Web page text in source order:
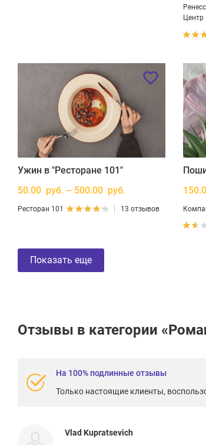
Центр
Ужин в "Ресторане 101"
50.00 руб. – 500.00 руб.
Ресторан 101 13 отзывов
Показать еще
Отзывы в категории
На 100% подлинные отзывы
Только настоящие клиенты,
Vlad Kupratsevich